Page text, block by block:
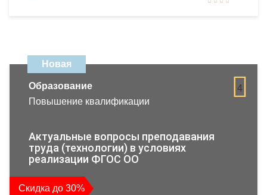
Новая
4
Образование
Повышение квалификации
Актуальные вопросы преподавания
труда (технологии) в условиях
реализации ФГОС ОО
Скидка до 30%